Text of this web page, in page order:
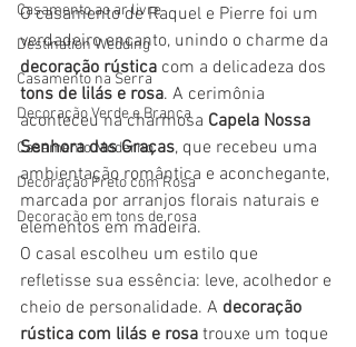
Casamento ao ar livre
Destination Wedding
Casamento na Serra
Decoração Verde e Branca
Casamento Moderno
Decoração Preto com Rosa
Decoração em tons de rosa
O casamento de Raquel e Pierre foi um
verdadeiro encanto, unindo o charme da
decoração rústica com a delicadeza dos
tons de lilás e rosa. A cerimônia
aconteceu na charmosa Capela Nossa
Senhora das Graças, que recebeu uma
ambientação romântica e aconchegante,
marcada por arranjos florais naturais e
elementos em madeira.
O casal escolheu um estilo que
refletisse sua essência: leve, acolhedor e
cheio de personalidade. A decoração
rústica com lilás e rosa trouxe um toque